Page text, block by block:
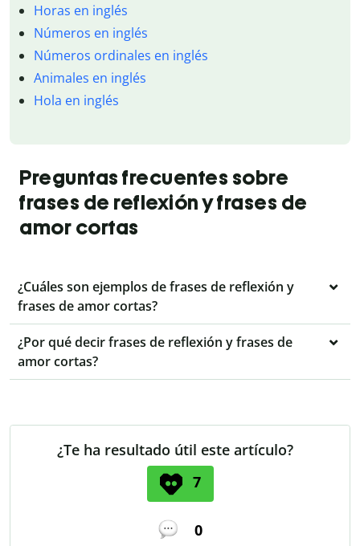
Horas en inglés
Números en inglés
Números ordinales en inglés
Animales en inglés
Hola en inglés
Preguntas frecuentes sobre
frases de reflexión y frases de
amor cortas
¿Cuáles son ejemplos de frases de reflexión y
frases de amor cortas?
¿Por qué decir frases de reflexión y frases de
amor cortas?
¿Te ha resultado útil este artículo?
7
0